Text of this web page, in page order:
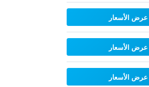
عرض الأسعار
عرض الأسعار
عرض الأسعار